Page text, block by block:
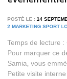
POSTÉ LE : 14
2 MARKETING SPORT
Temps de lecture :
Pour marquer ce
Samia, vous
Petite visite